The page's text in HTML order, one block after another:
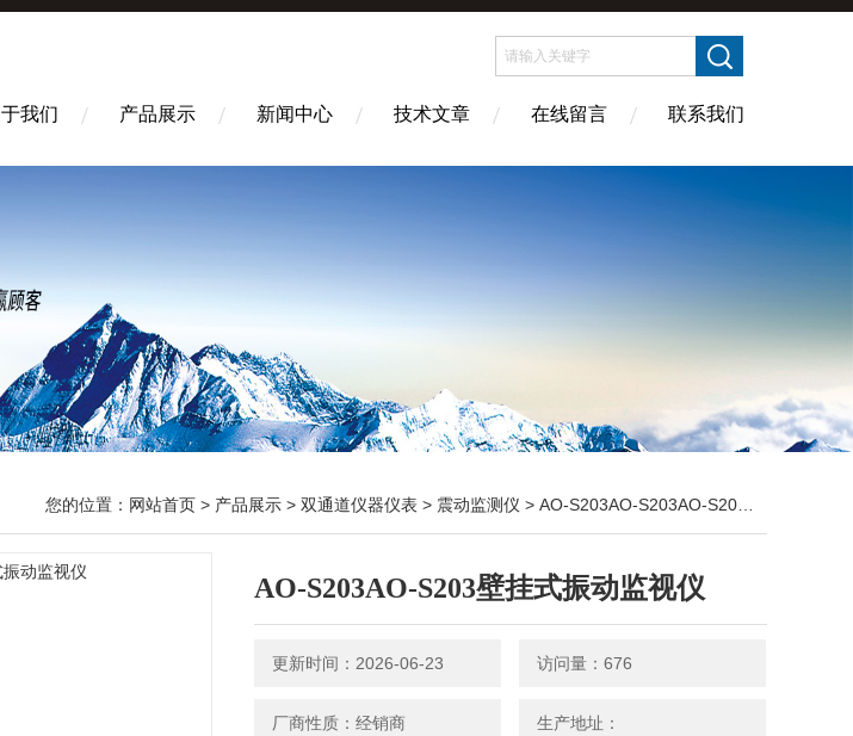
我们 产品展示 新闻中心 技术文章 在线留言 联系我们
您的位置： 网站首页 > 产品展示 > 双通道仪器仪表 > 震动监测仪 > AO-S203AO-S203AO-S203壁挂式振动监视仪
AO-S203AO-S203壁挂式振动监视仪
更新时间：2026-06-23 访问量：676
厂商性质：经销商 生产地址：